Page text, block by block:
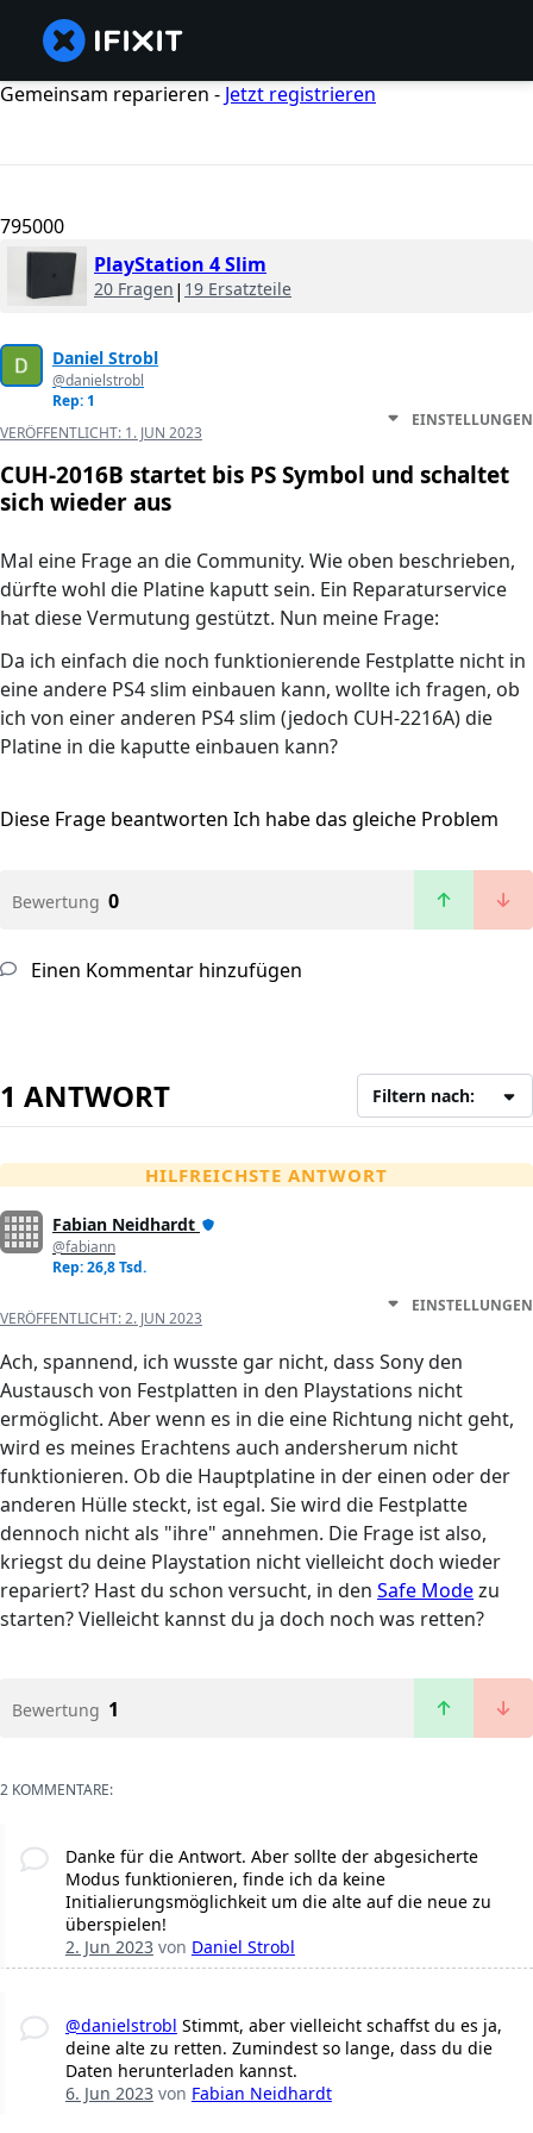
Gemeinsam reparieren - Jetzt registrieren
795000
PlayStation 4 Slim
20 Fragen | 19 Ersatzteile
Daniel Strobl
@danielstrobl
Rep: 1
VERÖFFENTLICHT: 1. JUN 2023
EINSTELLUNGEN
CUH-2016B startet bis PS Symbol und schaltet
sich wieder aus
Mal eine Frage an die Community. Wie oben beschrieben,
dürfte wohl die Platine kaputt sein. Ein Reparaturservice
hat diese Vermutung gestützt. Nun meine Frage:
Da ich einfach die noch funktionierende Festplatte nicht in
eine andere PS4 slim einbauen kann, wollte ich fragen, ob
ich von einer anderen PS4 slim (jedoch CUH-2216A) die
Platine in die kaputte einbauen kann?
Diese Frage beantworten Ich habe das gleiche Problem
Bewertung 0
Einen Kommentar hinzufügen
1 ANTWORT Filtern nach:
HILFREICHSTE ANTWORT
Fabian Neidhardt
@fabiann
Rep: 26,8 Tsd.
VERÖFFENTLICHT:2. JUN 2023
EINSTELLUNGEN
Ach, spannend, ich wusste gar nicht, dass Sony den
Austausch von Festplatten in den Playstations nicht
ermöglicht. Aber wenn es in die eine Richtung nicht geht,
wird es meines Erachtens auch andersherum nicht
funktionieren. Ob die Hauptplatine in der einen oder der
anderen Hülle steckt, ist egal. Sie wird die Festplatte
dennoch nicht als "ihre" annehmen. Die Frage ist also,
kriegst du deine Playstation nicht vielleicht doch wieder
repariert? Hast du schon versucht, in den Safe Modezu
starten? Vielleicht kannst du ja doch noch was retten?
Bewertung 1
2 KOMMENTARE:
Danke für die Antwort. Aber sollte der abgesicherte
Modus funktionieren, finde ich da keine
Initialierungsmöglichkeit um die alte auf die neue zu
überspielen!
2. Jun 2023von Daniel Strobl
@danielstrobl Stimmt, aber vielleicht schaffst du es ja,
deine alte zu retten. Zumindest so lange, dass du die
Daten herunterladen kannst.
6. Jun 2023von Fabian Neidhardt